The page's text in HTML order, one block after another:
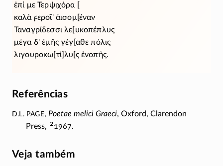
ἐπί με Τερψιχόρα [
καλὰ ϝεροῖ' ἀισομ[έναν
Ταναγρίδεσσι λε[υκοπέπλυς
μέγα δ' ἐμῆς γέγ[αθε πόλις
λιγουροκω[τί]λυ[ς ἐνοπῆς.
Referências
D.L. Page, Poetae melici Graeci, Oxford, Clarendon
Press, 21967.
Veja também